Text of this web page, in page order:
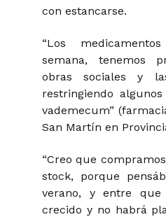
con estancarse.
“Los
semana, tenemos
obras sociales y
restringiendo
vademecum”
San Martín en
“Creo que
stock, porque
verano, y entre
crecido y no habrá